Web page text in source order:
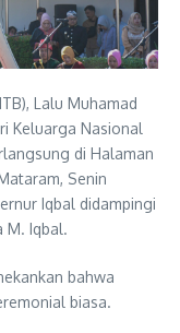
Lalu Muhamad
Keluarga Nasional
di Halaman
Senin
Iqbal didampingi
M. Iqbal.
bahwa
biasa.